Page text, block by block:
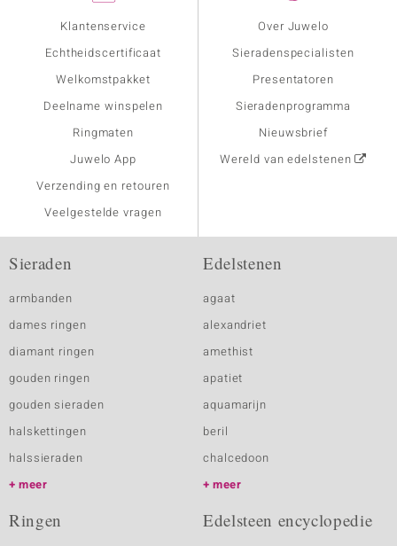
Klantenservice
Echtheidscertificaat
Welkomstpakket
Deelname winspelen
Ringmaten
Juwelo App
Verzending en retouren
Veelgestelde vragen
Over Juwelo
Sieradenspecialisten
Presentatoren
Sieradenprogramma
Nieuwsbrief
Wereld van edelstenen
Sieraden
armbanden
dames ringen
diamant ringen
gouden ringen
gouden sieraden
halskettingen
halssieraden
meer
Edelstenen
agaat
alexandriet
amethist
apatiet
aquamarijn
beril
chalcedoon
meer
Ringen Edelsteen encyclopedie